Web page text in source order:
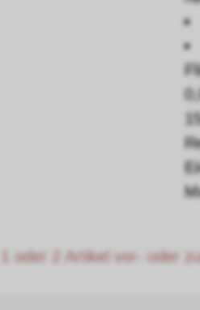
oder 2 Artikel vor- oder